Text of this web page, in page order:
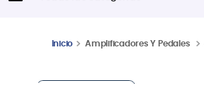
Amplificadores Y Pedales